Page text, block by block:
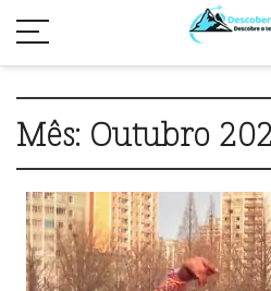
Mês: Outubro